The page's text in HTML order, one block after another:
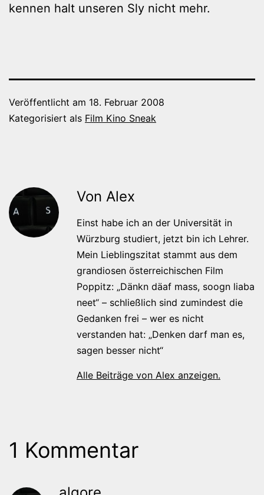
kennen halt unseren Sly nicht mehr.
Veröffentlicht am 18. Februar 2008
Kategorisiert als Film Kino Sneak
Von Alex
Einst habe ich an der Universität in
Würzburg studiert, jetzt bin ich Lehrer.
Mein Lieblingszitat stammt aus dem
grandiosen österreichischen Film
Poppitz: „Dänkn däaf mass, soogn liaba
neet“ – schließlich sind zumindest die
Gedanken frei – wer es nicht
verstanden hat: „Denken darf man es,
sagen besser nicht“
Alle Beiträge von Alex anzeigen.
1 Kommentar